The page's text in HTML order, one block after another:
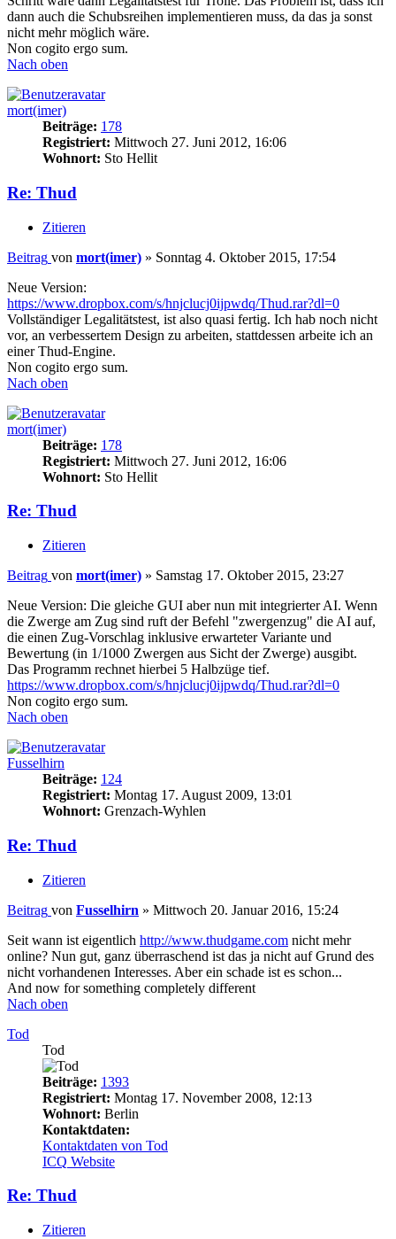
dann auch die Schubsreihen implementieren muss, da das ja sonst
nicht mehr möglich wäre.
Non cogito ergo sum.
Nach oben
mort(imer)
Beiträge: 178
Registriert: Mittwoch 27. Juni 2012, 16:06
Wohnort: Sto Hellit
Re: Thud
Zitieren
Beitrag von mort(imer) » Sonntag 4. Oktober 2015, 17:54
Neue Version:
https://www.dropbox.com/s/hnjclucj0ijpwdq/Thud.rar?dl=0
Vollständiger Legalitätstest, ist also quasi fertig. Ich hab noch nicht
vor, an verbessertem Design zu arbeiten, stattdessen arbeite ich an
einer Thud-Engine.
Non cogito ergo sum.
Nach oben
mort(imer)
Beiträge: 178
Registriert: Mittwoch 27. Juni 2012, 16:06
Wohnort: Sto Hellit
Re: Thud
Zitieren
Beitrag von mort(imer) » Samstag 17. Oktober 2015, 23:27
Neue Version: Die gleiche GUI aber nun mit integrierter AI. Wenn
die Zwerge am Zug sind ruft der Befehl "zwergenzug" die AI auf,
die einen Zug-Vorschlag inklusive erwarteter Variante und
Bewertung (in 1/1000 Zwergen aus Sicht der Zwerge) ausgibt.
Das Programm rechnet hierbei 5 Halbzüge tief.
https://www.dropbox.com/s/hnjclucj0ijpwdq/Thud.rar?dl=0
Non cogito ergo sum.
Nach oben
Fusselhirn
Beiträge: 124
Registriert: Montag 17. August 2009, 13:01
Wohnort: Grenzach-Wyhlen
Re: Thud
Zitieren
Beitrag von Fusselhirn » Mittwoch 20. Januar 2016, 15:24
Seit wann ist eigentlich http://www.thudgame.com nicht mehr
online? Nun gut, ganz überraschend ist das ja nicht auf Grund des
nicht vorhandenen Interesses. Aber ein schade ist es schon...
And now for something completely different
Nach oben
Tod
Tod
Beiträge: 1393
Registriert: Montag 17. November 2008, 12:13
Wohnort: Berlin
Kontaktdaten:
Kontaktdaten von Tod
ICQ Website
Re: Thud
Zitieren